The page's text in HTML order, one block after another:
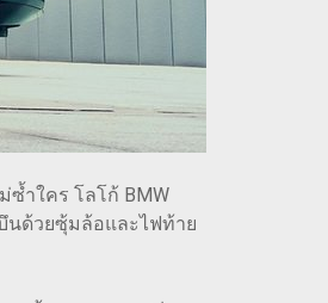
ำใคร โลโก้ BMW
นด้วยซุ้มล้อและไฟท้าย